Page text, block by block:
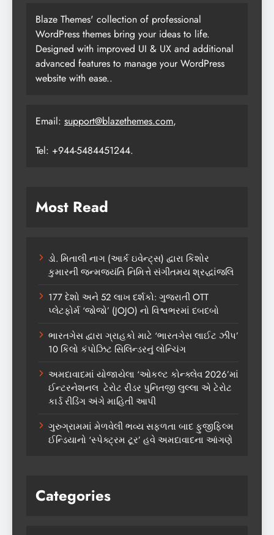
Blaze Themes' collection of professional
WordPress themes bring your ideas to life.
Designed with improved UI & UX and additional
advanced features to manage your WordPress
website with ease..
Email: support@blazethemes.com,
Tel: +944-5484451244.
Most Read
ડો. મિતાલી નાગ (આર્ક ઇવેન્ટ્સ) દ્વારા કિશોર
કુમારની જન્મજયંતિ નિમિત્તે સંગીતમય શ્રદ્ધાંજલિ
177 દેશો અને 52 લાખ દર્શકો: ગુજરાતી OTT
પ્લેટફોર્મ ‘જોજો’ (JOJO) નો વિશ્વભરમાં દબદબો
ભારતગેસ દ્વારા ગ્રાહકો માટે ‘ભારતગેસ લાઈટ ઝીપ’
10 કિલો કંપોઝિટ સિલિન્ડરનું લોન્ચિંગ
અમદાવાદમાં યોજાયેલા ‘ઓકલ્ટ કોન્ક્લેવ 2026’માં
ઈન્ટરનેશનલ ટેરોટ રીડર પુનિતજી લુલ્લા એ ટેરોટ
કાર્ડ રીડિંગ અંગે માહિતી આપી
ગુરુગ્રામમાં મેળવેલી ભવ્ય સફળતા બાદ ફુજીફિલ્મ
ઈન્ડિયાનો ‘સ્પેક્ટ્રમ ટૂર’ હવે અમદાવાદના આંગણે
Categories